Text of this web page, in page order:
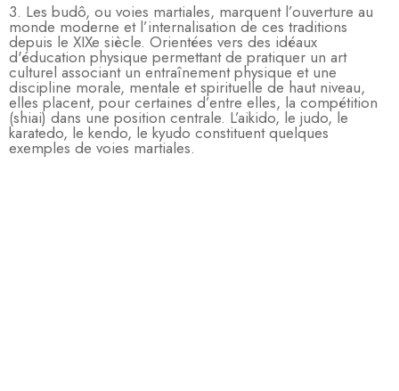
3. Les budô, ou voies martiales, marquent l’ouverture au
monde moderne et l’internalisation de ces traditions
depuis le XIXe siècle. Orientées vers des idéaux
d'éducation physique permettant de pratiquer un art
culturel associant un entraînement physique et une
discipline morale, mentale et spirituelle de haut niveau,
elles placent, pour certaines d’entre elles, la compétition
(shiai) dans une position centrale. L’aikido, le judo, le
karatedo, le kendo, le kyudo constituent quelques
exemples de voies martiales.